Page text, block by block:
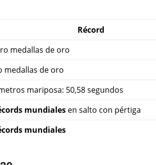
Récord
medallas de oro
medallas de oro
mariposa: 50,58 segundos
mundiales en salto con pértiga
mundiales